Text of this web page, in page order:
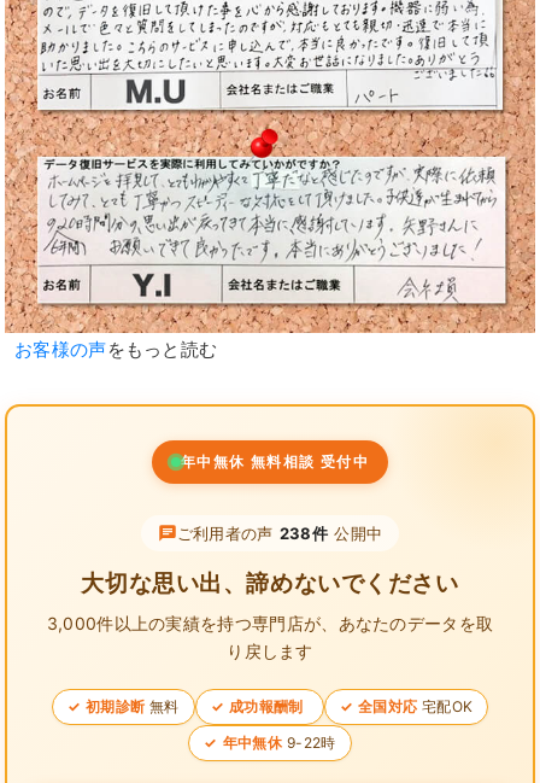
お客様の声をもっと読む
年中無休 無料相談 受付中
ご利用者の声 238件 公開中
大切な思い出、諦めないでください
3,000件以上の実績を持つ専門店が、 あなたのデータを取
り戻します
初期診断 無料 成功報酬制 全国対応 宅配OK
年中無休 9-22時